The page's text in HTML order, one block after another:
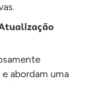
abordam uma